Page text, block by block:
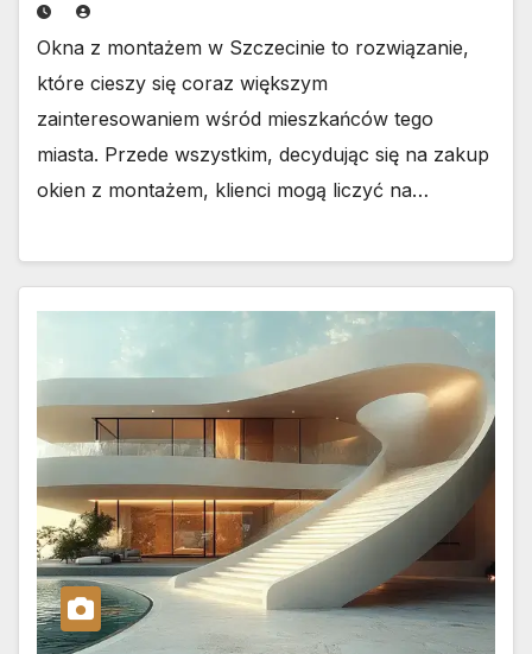
Okna z montażem w Szczecinie to rozwiązanie,
które cieszy się coraz większym
zainteresowaniem wśród mieszkańców tego
miasta. Przede wszystkim, decydując się na zakup
okien z montażem, klienci mogą liczyć na…